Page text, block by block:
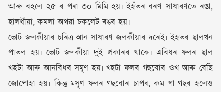
আৰু বহলে ২৫ ৰ পৰা ৩০ মিমি হয়৷ ইহঁতৰ বৰণ সাধাৰণতে ৰঙা,
হালধীয়া, কমলা অথৱা চকলেট ৰঙৰ হয়৷
ভোট জলকীয়াৰ চৰিত্ৰ আন সাধাৰণ জলকীয়াৰ দৰেই৷ ইহতৰ ছালখন
পাতল হয়৷ ভোট জলকীয়া দুই প্ৰকাৰৰ থাকে৷ এবিধৰ ফলৰ ছাল
খহটা আৰু আনবিধৰ সমৃণ হয়৷ খহটা ফলৰ গছবোৰ ওখ আৰু বেছি
জোপোহা হয়৷ কিন্তু মসৃণ ফলৰ গছবোৰ চাপৰ, কম গা-গছৰ হলেও